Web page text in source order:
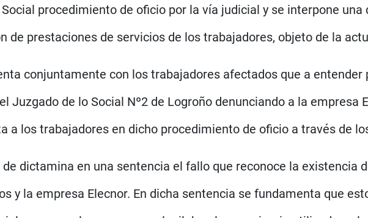
procedimiento de oficio por la vía judicial y se interpone
de prestaciones de servicios de los trabajadores, objeto de la
conjuntamente con los trabajadores afectados que a entender
Juzgado de lo Social Nº2 de Logroño denunciando a la empresa
a los trabajadores en dicho procedimiento de oficio a través de
de dictamina en una sentencia el fallo que reconoce la existencia
y la empresa Elecnor. En dicha sentencia se fundamenta que